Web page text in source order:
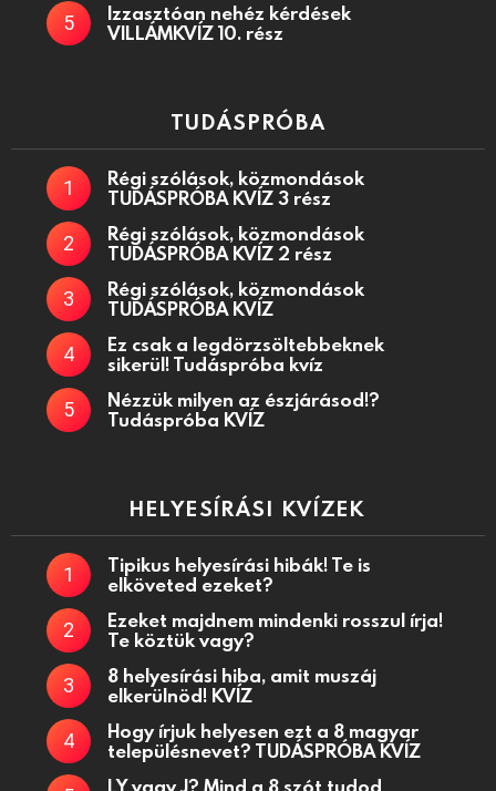
Izzasztóan nehéz kérdések
VILLÁMKVÍZ 10. rész
TUDÁSPRÓBA
Régi szólások, közmondások
TUDÁSPRÓBA KVÍZ 3 rész
Régi szólások, közmondások
TUDÁSPRÓBA KVÍZ 2 rész
Régi szólások, közmondások
TUDÁSPRÓBA KVÍZ
Ez csak a legdörzsöltebbeknek
sikerül! Tudáspróba kvíz
Nézzük milyen az észjárásod!?
Tudáspróba KVÍZ
HELYESÍRÁSI KVÍZEK
Tipikus helyesírási hibák! Te is
elköveted ezeket?
Ezeket majdnem mindenki rosszul írja!
Te köztük vagy?
8 helyesírási hiba, amit muszáj
elkerülnöd! KVÍZ
Hogy írjuk helyesen ezt a 8 magyar
településnevet? TUDÁSPRÓBA KVÍZ
LY vagy J? Mind a 8 szót tudod